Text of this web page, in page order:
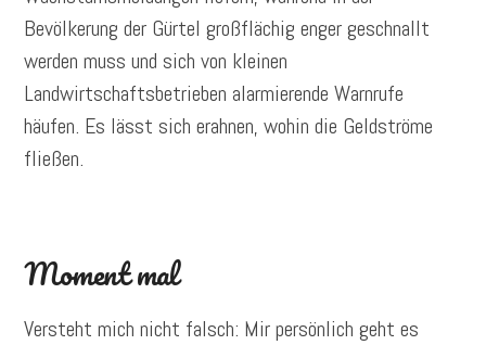
Bevölkerung der Gürtel großflächig enger geschnallt
werden muss und sich von kleinen
Landwirtschaftsbetrieben alarmierende Warnrufe
häufen. Es lässt sich erahnen, wohin die Geldströme
fließen.
Moment mal
Versteht mich nicht falsch: Mir persönlich geht es